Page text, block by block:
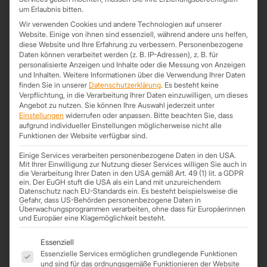
TOP MAGAZIN AUSGABE 4 / 2024
*Trapezprofile Deutschland ist ein Geschäftsbereich der On Spot
um Erlaubnis bitten.
Wir verwenden Cookies und andere Technologien auf unserer
Website. Einige von ihnen sind essenziell, während andere uns helfen,
diese Website und Ihre Erfahrung zu verbessern. Personenbezogene
Daten können verarbeitet werden (z. B. IP-Adressen), z. B. für
personalisierte Anzeigen und Inhalte oder die Messung von Anzeigen
und Inhalten. Weitere Informationen über die Verwendung Ihrer Daten
finden Sie in unserer Datenschutzerklärung. Es besteht keine
Verpflichtung, in die Verarbeitung Ihrer Daten einzuwilligen, um dieses
Angebot zu nutzen. Sie können Ihre Auswahl jederzeit unter
Einstellungen widerrufen oder anpassen. Bitte beachten Sie, dass
aufgrund individueller Einstellungen möglicherweise nicht alle
Funktionen der Website verfügbar sind.
Einige Services verarbeiten personenbezogene Daten in den USA.
Mit Ihrer Einwilligung zur Nutzung dieser Services willigen Sie auch in
die Verarbeitung Ihrer Daten in den USA gemäß Art. 49 (1) lit. a GDPR
ein. Der EuGH stuft die USA als ein Land mit unzureichendem
Datenschutz nach EU-Standards ein. Es besteht beispielsweise die
Gefahr, dass US-Behörden personenbezogene Daten in
Überwachungsprogrammen verarbeiten, ohne dass für Europäerinnen
und Europäer eine Klagemöglichkeit besteht.
Es folgt eine Liste der Service-Gruppen, für die eine
Essenziell
Essenzielle Services ermöglichen grundlegende Funktionen
und sind für das ordnungsgemäße Funktionieren der Website